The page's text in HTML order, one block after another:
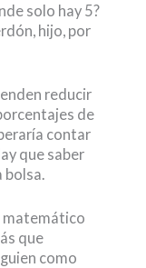
solo hay 5?
hijo, por
reducir
de
contar
que saber
bolsa.
matemático
que
como